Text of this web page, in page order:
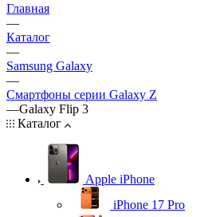
Главная
—
Каталог
—
Samsung Galaxy
—
Смартфоны серии Galaxy Z
—Galaxy Flip 3
Каталог
Apple iPhone
iPhone 17 Pro